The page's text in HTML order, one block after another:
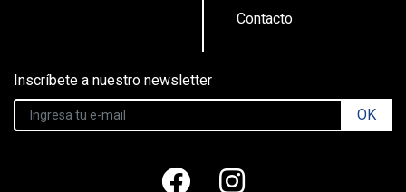
Contacto
Inscríbete a nuestro newsletter
OK